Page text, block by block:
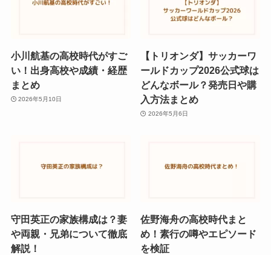
小川航基の高校時代がすご
い！出身高校や成績・経歴
まとめ
2026年5月10日
【トリオンダ】サッカーワ
ールドカップ2026公式球は
どんなボール？発売日や購
入方法まとめ
2026年5月6日
守田英正の家族構成は？妻
や両親・兄弟について徹底
解説！
佐野海舟の高校時代まと
め！素行の噂やエピソード
を検証